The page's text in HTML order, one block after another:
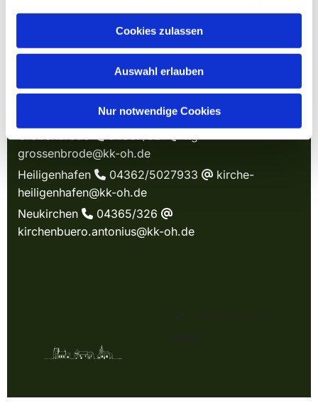
Cookies zulassen
Auswahl erlauben
Nur notwendige Cookies
KIRCHE IN WAGRIEN
grossenbrode@kk-oh.de
Heiligenhafen  04362/5027933 @ kirche-
heiligenhafen@kk-oh.de
Neukirchen  04365/326 @
kirchenbuero.antonius@kk-oh.de